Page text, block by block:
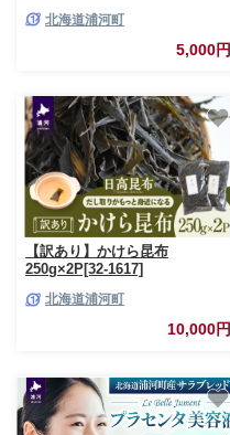
北海道浦河町
5,000円
【訳あり】かけら昆布
250g×2P[32-1617]
北海道浦河町
10,000円